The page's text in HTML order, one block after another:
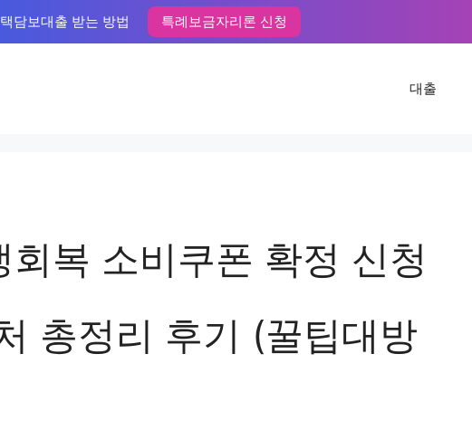
담보대출 받는 방법 특례보금자리론 신청
대출
회복 소비쿠폰 확정 신청
총정리 후기 (꿀팁대방